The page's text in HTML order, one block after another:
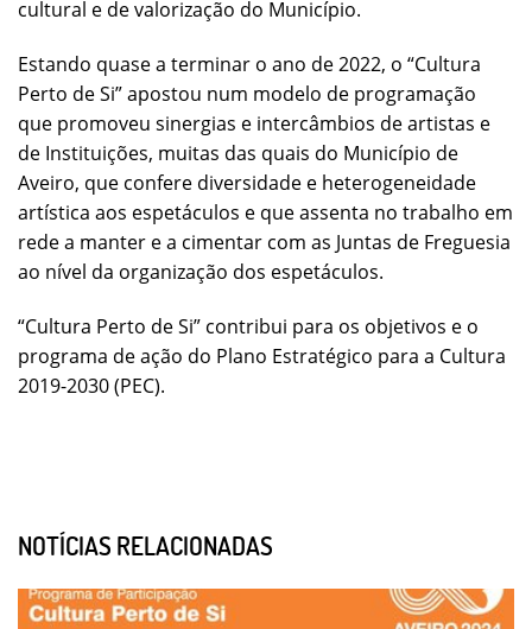
cultural e de valorização do Município.
Estando quase a terminar o ano de 2022, o “Cultura
Perto de Si” apostou num modelo de programação
que promoveu sinergias e intercâmbios de artistas e
de Instituições, muitas das quais do Município de
Aveiro, que confere diversidade e heterogeneidade
artística aos espetáculos e que assenta no trabalho em
rede a manter e a cimentar com as Juntas de Freguesia
ao nível da organização dos espetáculos.
“Cultura Perto de Si” contribui para os objetivos e o
programa de ação do Plano Estratégico para a Cultura
2019-2030 (PEC).
NOTÍCIAS RELACIONADAS